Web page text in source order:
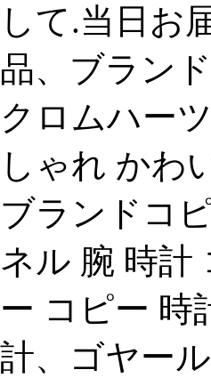
して.当日お
品、ブラン
クロムハー
しゃれ かわ
ブランドコ
ネル 腕 時計
ー コピー 時
計、ゴヤー